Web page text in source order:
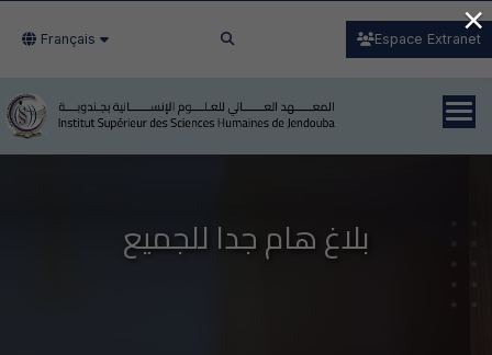
Français Espace Extranet
بلاغ هام جدا للجميع
×